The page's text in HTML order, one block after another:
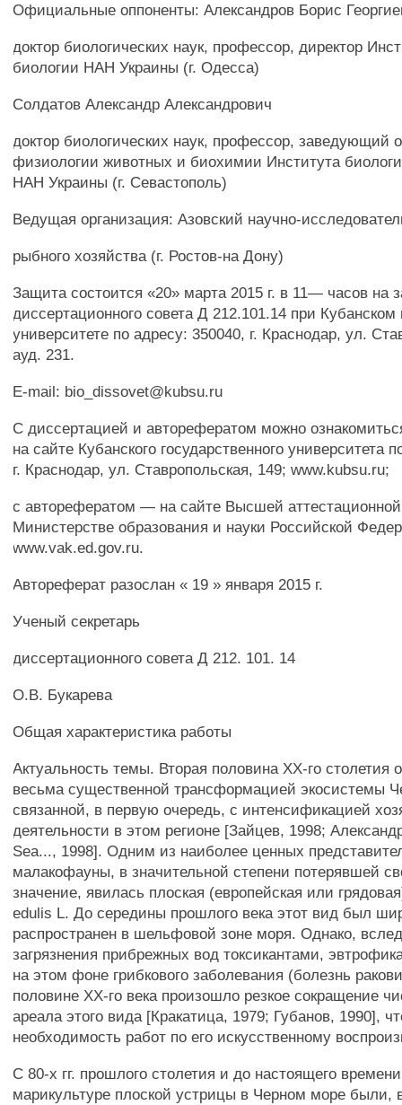
Официальные оппоненты: Александров Борис
доктор биологических наук, профессор, директор
биологии HAH Украины (г. Одесса)
Солдатов Александр Александрович
доктор биологических наук, профессор, заведующий
физиологии животных и биохимии Института
HAH Украины (г. Севастополь)
Ведущая организация: Азовский научно-
рыбного хозяйства (г. Ростов-на Дону)
Защита состоится «20» марта 2015 г. в 11— часов на
диссертационного совета Д 212.101.14 при Кубанском
университете по адресу: 350040, г. Краснодар, ул.
ауд. 231.
E-mail: bio_dissovet@kubsu.ru
С диссертацией и авторефератом можно
на сайте Кубанского государственного университета
г. Краснодар, ул. Ставропольская, 149; www.kubsu.ru;
с авторефератом — на сайте Высшей
Министерстве образования и науки Российской
www.vak.ed.gov.ru.
Автореферат разослан « 19 » января 2015 г.
Ученый секретарь
диссертационного совета Д 212. 101. 14
О.В. Букарева
Общая характеристика работы
Актуальность темы. Вторая половина ХХ-го столетия
весьма существенной трансформацией экосистемы
связанной, в первую очередь, с интенсификацией
деятельности в этом регионе [Зайцев, 1998;
Sea..., 1998]. Одним из наиболее ценных
малакофауны, в значительной степени потерявшей
значение, явилась плоская (европейская или
edulis L. До середины прошлого века этот вид был
распространен в шельфовой зоне моря. Однако,
загрязнения прибрежных вод токсикантами,
на этом фоне грибкового заболевания (болезнь
половине ХХ-го века произошло резкое сокращение
ареала этого вида [Кракатица, 1979; Губанов, 1990],
необходимость работ по его искусственному
С 80-х гг. прошлого столетия и до настоящего
марикультуре плоской устрицы в Черном море были,